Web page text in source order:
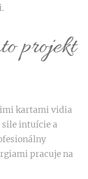
projekt
kartami vidia
intuície a
pracuje na